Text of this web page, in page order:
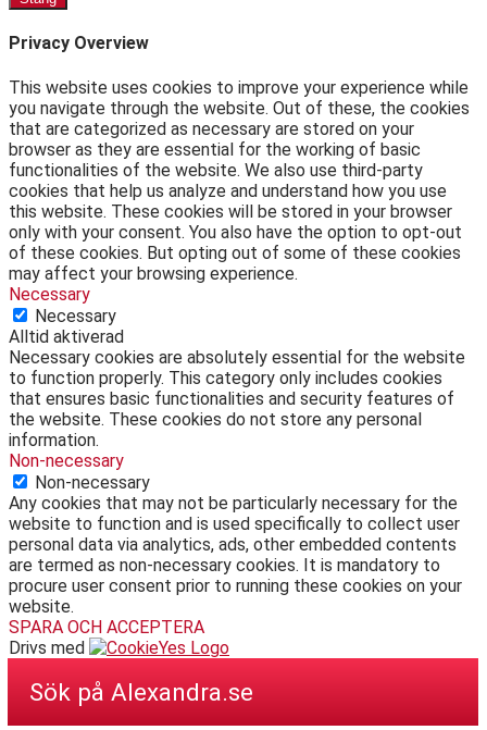
Privacy Overview
This website uses cookies to improve your experience while
you navigate through the website. Out of these, the cookies
that are categorized as necessary are stored on your
browser as they are essential for the working of basic
functionalities of the website. We also use third-party
cookies that help us analyze and understand how you use
this website. These cookies will be stored in your browser
only with your consent. You also have the option to opt-out
of these cookies. But opting out of some of these cookies
may affect your browsing experience.
Necessary
Necessary
Alltid aktiverad
Necessary cookies are absolutely essential for the website
to function properly. This category only includes cookies
that ensures basic functionalities and security features of
the website. These cookies do not store any personal
information.
Non-necessary
Non-necessary
Any cookies that may not be particularly necessary for the
website to function and is used specifically to collect user
personal data via analytics, ads, other embedded contents
are termed as non-necessary cookies. It is mandatory to
procure user consent prior to running these cookies on your
website.
SPARA OCH ACCEPTERA
Drivs med
Sök på Alexandra.se